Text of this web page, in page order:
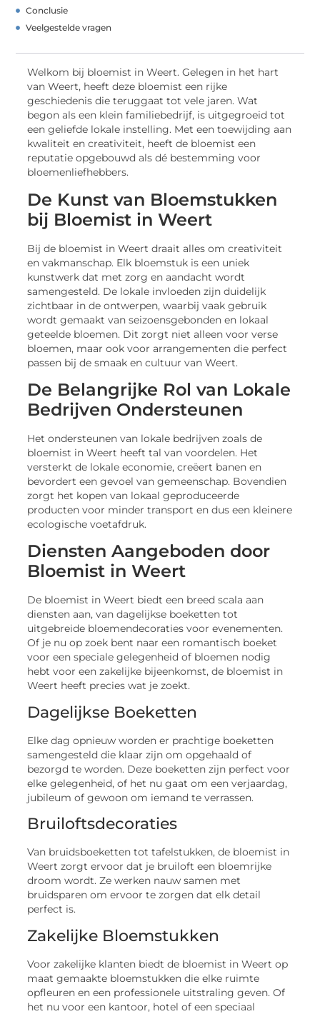
Conclusie
Veelgestelde vragen
Welkom bij bloemist in Weert. Gelegen in het hart
van Weert, heeft deze bloemist een rijke
geschiedenis die teruggaat tot vele jaren. Wat
begon als een klein familiebedrijf, is uitgegroeid tot
een geliefde lokale instelling. Met een toewijding aan
kwaliteit en creativiteit, heeft de bloemist een
reputatie opgebouwd als dé bestemming voor
bloemenliefhebbers.
De Kunst van Bloemstukken
bij Bloemist in Weert
Bij de bloemist in Weert draait alles om creativiteit
en vakmanschap. Elk bloemstuk is een uniek
kunstwerk dat met zorg en aandacht wordt
samengesteld. De lokale invloeden zijn duidelijk
zichtbaar in de ontwerpen, waarbij vaak gebruik
wordt gemaakt van seizoensgebonden en lokaal
geteelde bloemen. Dit zorgt niet alleen voor verse
bloemen, maar ook voor arrangementen die perfect
passen bij de smaak en cultuur van Weert.
De Belangrijke Rol van Lokale
Bedrijven Ondersteunen
Het ondersteunen van lokale bedrijven zoals de
bloemist in Weert heeft tal van voordelen. Het
versterkt de lokale economie, creëert banen en
bevordert een gevoel van gemeenschap. Bovendien
zorgt het kopen van lokaal geproduceerde
producten voor minder transport en dus een kleinere
ecologische voetafdruk.
Diensten Aangeboden door
Bloemist in Weert
De bloemist in Weert biedt een breed scala aan
diensten aan, van dagelijkse boeketten tot
uitgebreide bloemendecoraties voor evenementen.
Of je nu op zoek bent naar een romantisch boeket
voor een speciale gelegenheid of bloemen nodig
hebt voor een zakelijke bijeenkomst, de bloemist in
Weert heeft precies wat je zoekt.
Dagelijkse Boeketten
Elke dag opnieuw worden er prachtige boeketten
samengesteld die klaar zijn om opgehaald of
bezorgd te worden. Deze boeketten zijn perfect voor
elke gelegenheid, of het nu gaat om een verjaardag,
jubileum of gewoon om iemand te verrassen.
Bruiloftsdecoraties
Van bruidsboeketten tot tafelstukken, de bloemist in
Weert zorgt ervoor dat je bruiloft een bloemrijke
droom wordt. Ze werken nauw samen met
bruidsparen om ervoor te zorgen dat elk detail
perfect is.
Zakelijke Bloemstukken
Voor zakelijke klanten biedt de bloemist in Weert op
maat gemaakte bloemstukken die elke ruimte
opfleuren en een professionele uitstraling geven. Of
het nu voor een kantoor, hotel of een speciaal